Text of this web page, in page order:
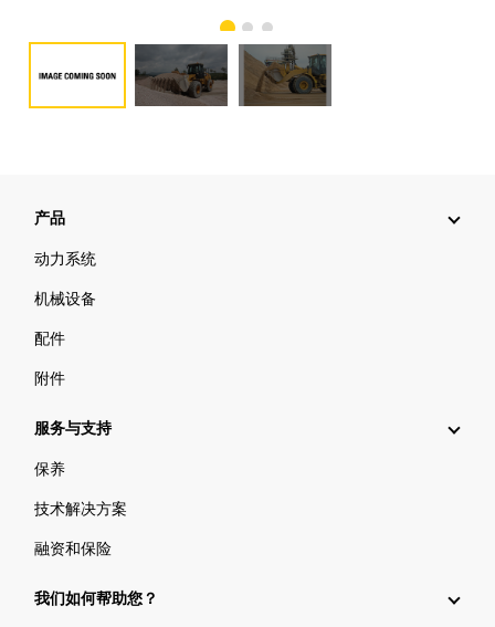
产品
动力系统
机械设备
配件
附件
服务与支持
保养
技术解决方案
融资和保险
我们如何帮助您？